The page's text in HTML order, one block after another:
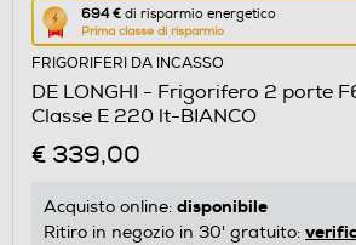
694 € di risparmio energetico
Prima classe di risparmio
Questa
azione
aprirà
il
Calcolatore
di
energetico
FRIGORIFERI DA INCASSO
DE LONGHI - Frigorifero 2 porte
Classe E 220 lt-BIANCO
€ 339,00
Acquisto online: disponibile
Ritiro in negozio in 30' gratuito: